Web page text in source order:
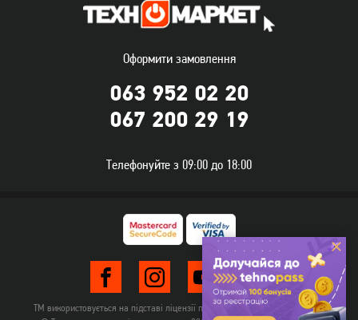
12 719 грн
Оформити замовлення
063 952 02 20
067 200 29 19
Телефонуйте з 09:00 до 18:00
ТМ використовується на підставі ліцензії правовласника TehnomarketLTD